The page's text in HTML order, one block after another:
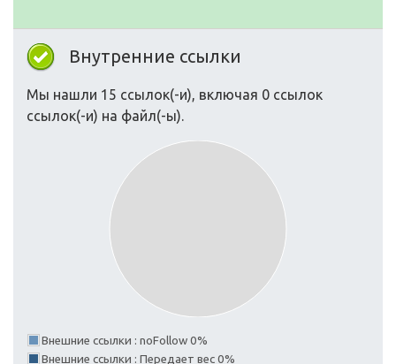
Внутренние ссылки
Мы нашли 15 ссылок(-и), включая 0 ссылок
ссылок(-и) на файл(-ы).
Внешние ссылки : noFollow 0%
Внешние ссылки : Передает вес 0%